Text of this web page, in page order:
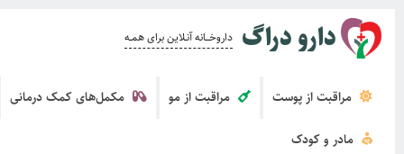
دارو دراگ داروخــــانه آنــلاین برای همــه
مراقبت از پوست مراقبت از مو مکمل‌های کمک درمانی
مادر و کودک